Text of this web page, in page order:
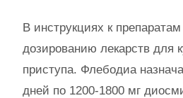
В инструкциях к
дозированию лекарств для
приступа. Флебодиа
дней по 1200-1800 мг